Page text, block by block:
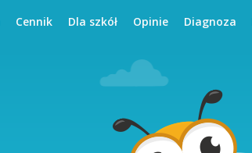
Cennik Dla szkół Opinie Diagnoza